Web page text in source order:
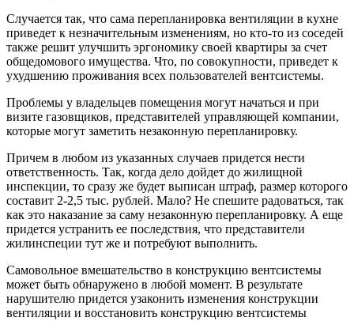
Случается так, что сама перепланировка вентиляции в кухне
приведет к незначительным изменениям, но кто-то из соседей
также решит улучшить эргономику своей квартиры за счет
общедомового имущества. Что, по совокупности, приведет к
ухудшению проживания всех пользователей вентсистемы.
Проблемы у владельцев помещения могут начаться и при
визите газовщиков, представителей управляющей компании,
которые могут заметить незаконную перепланировку.
Причем в любом из указанных случаев придется нести
ответственность. Так, когда дело дойдет до жилищной
инспекции, то сразу же будет выписан штраф, размер которого
составит 2-2,5 тыс. рублей. Мало? Не спешите радоваться, так
как это наказание за саму незаконную перепланировку. А еще
придется устранить ее последствия, что представители
жилинспеции тут же и потребуют выполнить.
Самовольное вмешательство в конструкцию вентсистемы
может быть обнаружено в любой момент. В результате
нарушителю придется узаконить изменения конструкции
вентиляции и восстановить конструкцию вентсистемы